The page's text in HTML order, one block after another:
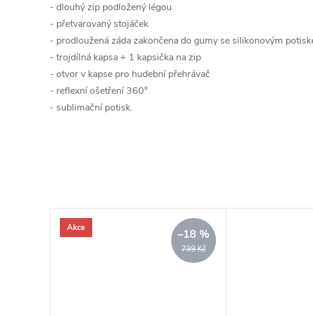
- dlouhý zip podložený légou
- přetvarovaný stojáček
- prodloužená záda zakončena do gumy se silikonovým
- trojdílná kapsa + 1 kapsička na zip
- otvor v kapse pro hudební přehrávač
- reflexní ošetření 360°
- sublimační potisk.
Akce
799 Kč
–18 %